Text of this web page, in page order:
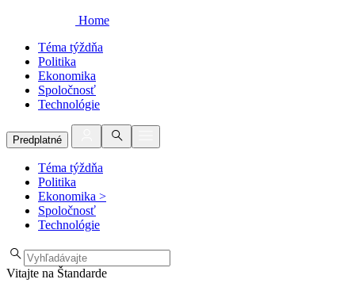
Home
Téma týždňa
Politika
Ekonomika
Spoločnosť
Technológie
Predplatné
Téma týždňa
Politika
Ekonomika >
Spoločnosť
Technológie
Vitajte na Štandarde